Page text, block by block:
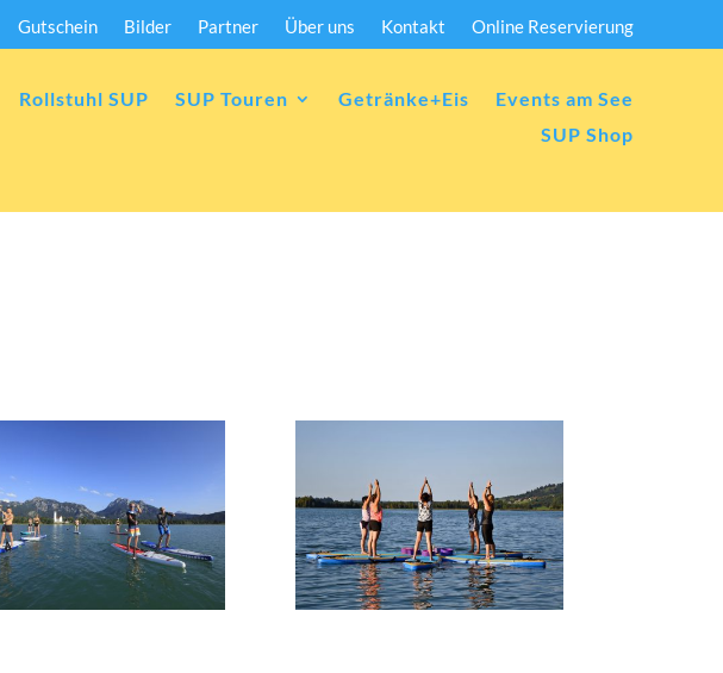
Gutschein Bilder Partner Über uns Kontakt Online Reservierung
Rollstuhl SUP SUP Touren Getränke+Eis
Events am See
SUP Shop